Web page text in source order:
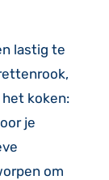
lastig te
koken:
je
om